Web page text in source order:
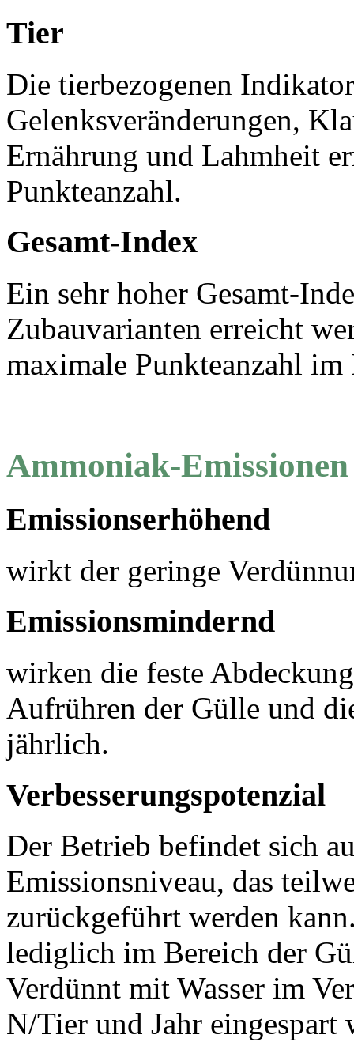
Tier
Die tierbezogenen
Gelenksveränderungen,
Ernährung und Lahmheit
Punkteanzahl.
Gesamt-Index
Ein sehr hoher Gesamt-
Zubauvarianten erreicht
maximale Punkteanzahl
Ammoniak-Emissionen
Emissionserhöhend
wirkt der geringe
Emissionsmindernd
wirken die feste
Aufrühren der Gülle und
jährlich.
Verbesserungspotenzial
Der Betrieb befindet sich
Emissionsniveau, das
zurückgeführt werden
lediglich im Bereich der
Verdünnt mit Wasser im
N/Tier und Jahr eingespart